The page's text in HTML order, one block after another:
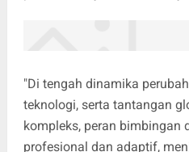
"Di tengah dinamika
teknologi, serta tantangan
kompleks, peran bimbingan
profesional dan adaptif,